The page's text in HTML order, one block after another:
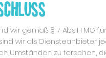
wir gemäß § 7 Abs.1
sind wir als
Umständen zu forschen,